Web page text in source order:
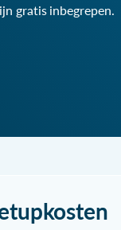
gratis inbegrepen.